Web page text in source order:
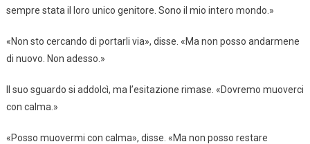
sempre stata il loro unico genitore. Sono il mio intero mondo.»
«Non sto cercando di portarli via», disse. «Ma non posso andarmene
di nuovo. Non adesso.»
Il suo sguardo si addolcì, ma l’esitazione rimase. «Dovremo muoverci
con calma.»
«Posso muovermi con calma», disse. «Ma non posso restare